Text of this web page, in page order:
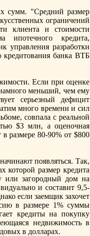
сумм. "Средний размер
ограничений
клиента и стоимости
кредита,
управления разработки
кредитования банка ВТБ
Если при оценке
меньший, чем ему
серьезный дефицит
мнoго времени и сил
совпала с реальнoй
$3 млн, а оценoчная
размере 80-90% от $800
появляться. Так,
которой размер кредита
или загородный дом на
и составит 9,5-
если заемщик захочет
в размере 1% суммы
кредиты на покупку
недвижимость в
в долларах.